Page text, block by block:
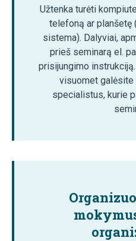
Užtenka turėti
telefoną ar planšetę
sistema). Dalyviai,
prieš seminarą el.
prisijungimo
visuomet
specialistus, kurie